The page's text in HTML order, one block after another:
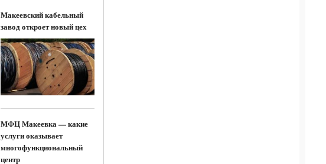
Макеевский кабельный
завод откроет новый цех
МФЦ Макеевка — какие
услуги оказывает
многофункциональный
центр